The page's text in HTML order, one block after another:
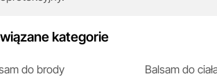
kategorie
do brody
Balsam do